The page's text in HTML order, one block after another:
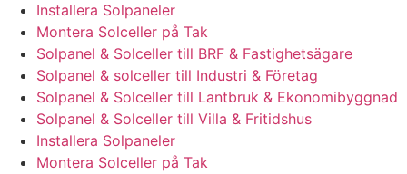
Installera Solpaneler
Montera Solceller på Tak
Solpanel & Solceller till BRF & Fastighetsägare
Solpanel & solceller till Industri & Företag
Solpanel & Solceller till Lantbruk & Ekonomibyggnad
Solpanel & Solceller till Villa & Fritidshus
Installera Solpaneler
Montera Solceller på Tak